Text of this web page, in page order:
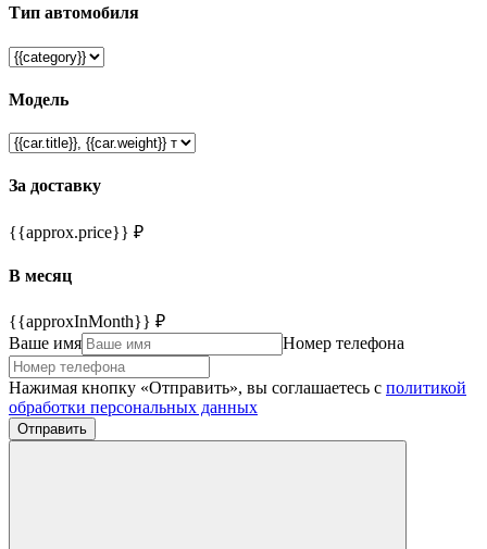
Тип автомобиля
Модель
За доставку
{{approx.price}} ₽
В месяц
{{approxInMonth}} ₽
Ваше имя
Номер телефона
Нажимая кнопку «Отправить», вы соглашаетесь с политикой
обработки персональных данных
Отправить